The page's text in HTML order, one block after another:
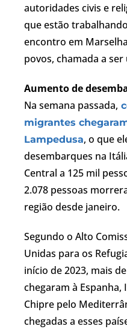
autoridades civis e
que estão
encontro em
povos, chamada a
Aumento de
Na semana passada,
migrantes
Lampedusa, o que
desembarques na
Central a 125 mil
2.078 pessoas
região desde janeiro.
Segundo o Alto
Unidas para os
início de 2023, mais
chegaram à Espanha,
Chipre pelo
chegadas a esses